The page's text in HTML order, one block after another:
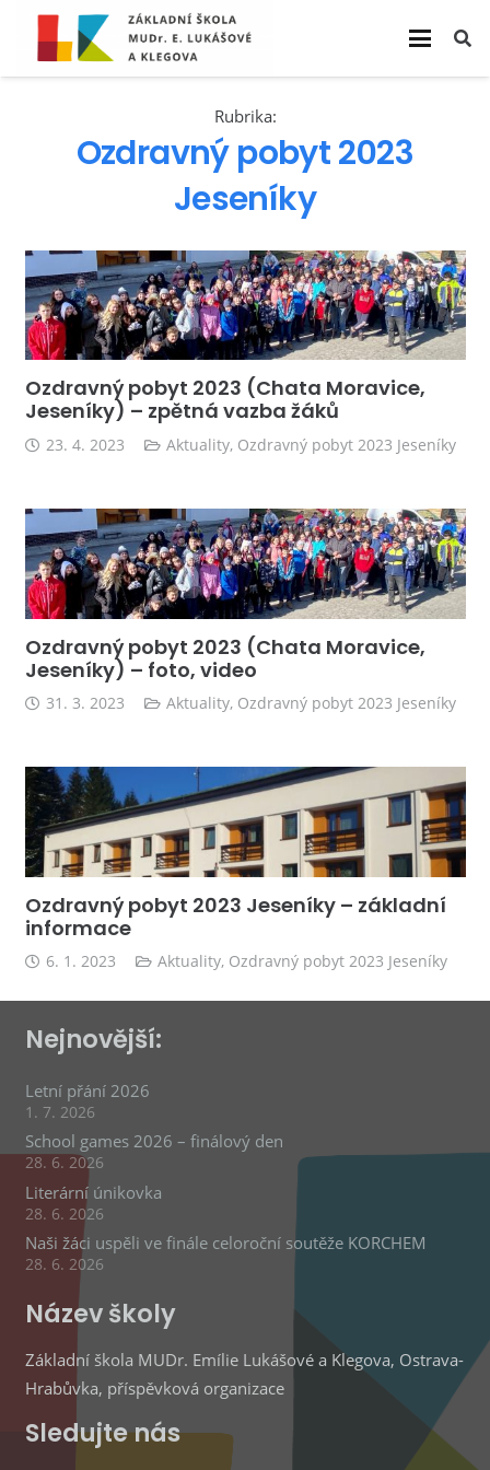
Rubrika:
Ozdravný pobyt 2023
Jeseníky
Ozdravný pobyt 2023 (Chata Moravice,
Jeseníky) – zpětná vazba žáků
23. 4. 2023 Aktuality, Ozdravný pobyt 2023 Jeseníky
Ozdravný pobyt 2023 (Chata Moravice,
Jeseníky) – foto, video
31. 3. 2023 Aktuality, Ozdravný pobyt 2023 Jeseníky
Ozdravný pobyt 2023 Jeseníky – základní
informace
6. 1. 2023 Aktuality, Ozdravný pobyt 2023 Jeseníky
Nejnovější:
Letní přání 2026
1. 7. 2026
School games 2026 – finálový den
28. 6. 2026
Literární únikovka
28. 6. 2026
Naši žáci uspěli ve finále celoroční soutěže KORCHEM
28. 6. 2026
Název školy
Základní škola MUDr. Emílie Lukášové a Klegova, Ostrava-
Hrabůvka, příspěvková organizace
Sledujte nás